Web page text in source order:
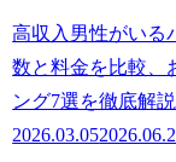
高収入男性がいる
数と料金を比較、
ング7選を徹底解説
2026.03.05